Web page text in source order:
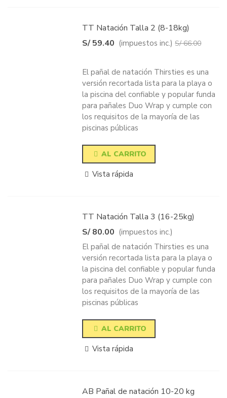
TT Natación Talla 2 (8-18kg)
S/ 59.40 (impuestos inc.) S/ 66.00
El pañal de natación Thirsties es una
versión recortada lista para la playa o
la piscina del confiable y popular funda
para pañales Duo Wrap y cumple con
los requisitos de la mayoría de las
piscinas públicas
AL CARRITO
Vista rápida
TT Natación Talla 3 (16-25kg)
S/ 80.00 (impuestos inc.)
El pañal de natación Thirsties es una
versión recortada lista para la playa o
la piscina del confiable y popular funda
para pañales Duo Wrap y cumple con
los requisitos de la mayoría de las
piscinas públicas
AL CARRITO
Vista rápida
AB Pañal de natación 10-20 kg